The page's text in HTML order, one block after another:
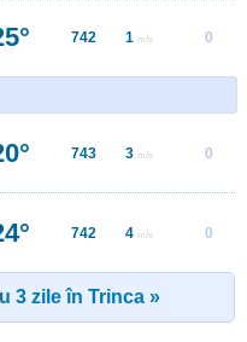
742 1 m/s 0
743 3 m/s 0
742 4 m/s 0
3 zile în Trinca »